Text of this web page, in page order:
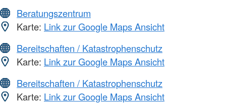
Beratungszentrum
Karte: Link zur Google Maps Ansicht
Bereitschaften / Katastrophenschutz
Karte: Link zur Google Maps Ansicht
Bereitschaften / Katastrophenschutz
Karte: Link zur Google Maps Ansicht